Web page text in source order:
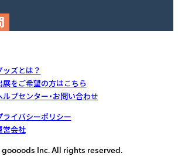
ッズとは？
展をご希望の方はこちら
ルプセンター・お問い合わせ
ライバシーポリシー
営会社
Inc. All rights reserved.